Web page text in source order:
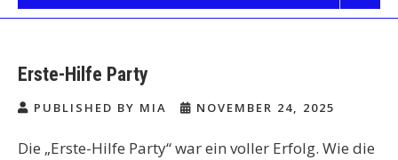
Erste-Hilfe Party
PUBLISHED BY MIA NOVEMBER 24, 2025
Die „Erste-Hilfe Party“ war ein voller Erfolg. Wie die